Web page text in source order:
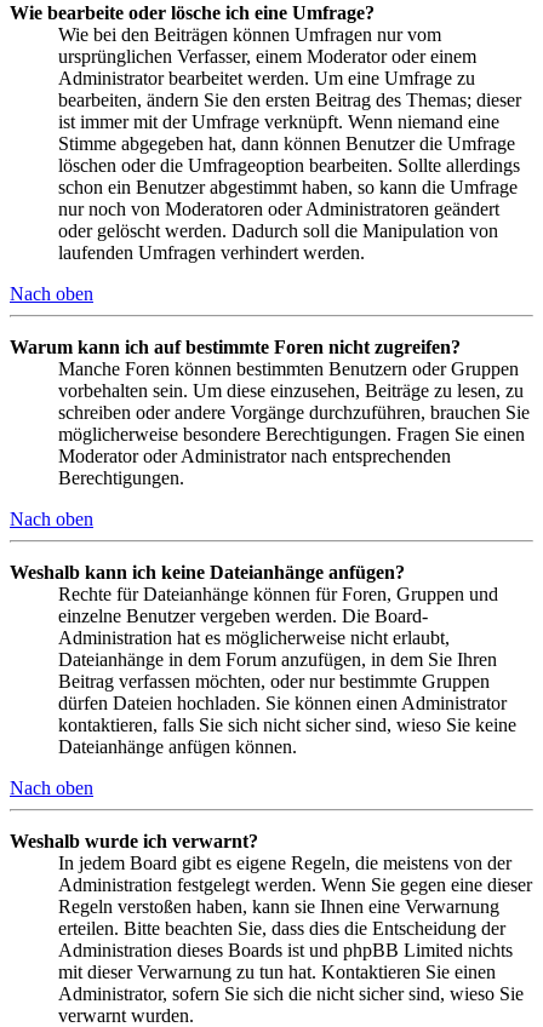
Wie bearbeite oder lösche ich eine Umfrage?
Wie bei den Beiträgen können Umfragen nur vom
ursprünglichen Verfasser, einem Moderator oder einem
Administrator bearbeitet werden. Um eine Umfrage zu
bearbeiten, ändern Sie den ersten Beitrag des Themas; dieser
ist immer mit der Umfrage verknüpft. Wenn niemand eine
Stimme abgegeben hat, dann können Benutzer die Umfrage
löschen oder die Umfrageoption bearbeiten. Sollte allerdings
schon ein Benutzer abgestimmt haben, so kann die Umfrage
nur noch von Moderatoren oder Administratoren geändert
oder gelöscht werden. Dadurch soll die Manipulation von
laufenden Umfragen verhindert werden.
Nach oben
Warum kann ich auf bestimmte Foren nicht zugreifen?
Manche Foren können bestimmten Benutzern oder Gruppen
vorbehalten sein. Um diese einzusehen, Beiträge zu lesen, zu
schreiben oder andere Vorgänge durchzuführen, brauchen Sie
möglicherweise besondere Berechtigungen. Fragen Sie einen
Moderator oder Administrator nach entsprechenden
Berechtigungen.
Nach oben
Weshalb kann ich keine Dateianhänge anfügen?
Rechte für Dateianhänge können für Foren, Gruppen und
einzelne Benutzer vergeben werden. Die Board-
Administration hat es möglicherweise nicht erlaubt,
Dateianhänge in dem Forum anzufügen, in dem Sie Ihren
Beitrag verfassen möchten, oder nur bestimmte Gruppen
dürfen Dateien hochladen. Sie können einen Administrator
kontaktieren, falls Sie sich nicht sicher sind, wieso Sie keine
Dateianhänge anfügen können.
Nach oben
Weshalb wurde ich verwarnt?
In jedem Board gibt es eigene Regeln, die meistens von der
Administration festgelegt werden. Wenn Sie gegen eine dieser
Regeln verstoßen haben, kann sie Ihnen eine Verwarnung
erteilen. Bitte beachten Sie, dass dies die Entscheidung der
Administration dieses Boards ist und phpBB Limited nichts
mit dieser Verwarnung zu tun hat. Kontaktieren Sie einen
Administrator, sofern Sie sich die nicht sicher sind, wieso Sie
verwarnt wurden.